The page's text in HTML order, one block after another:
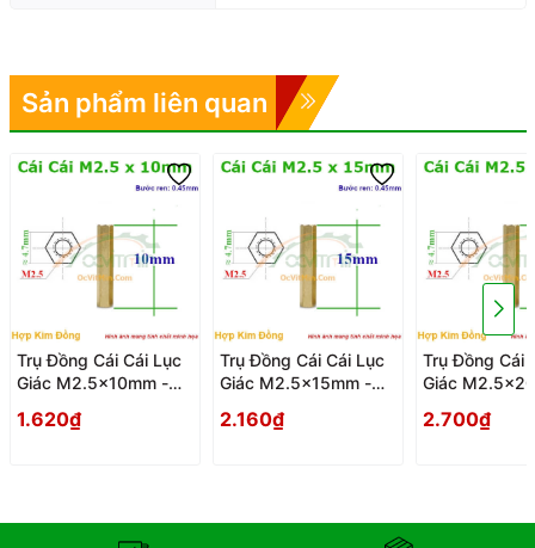
Sản phẩm liên quan
Trụ Đồng Cái Cái Lục
Giác M2.5x10mm -
Giac
1.620₫
Trụ Đồng Cái Cái Lục
Giác M2.5x15mm -
Giac
2.160₫
Trụ Đồng Cái
Giác
Giac
2.700₫